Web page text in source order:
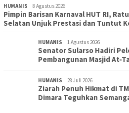
HUMANIS 8 Agustus 2026
Pimpin Barisan Karnaval HUT RI,
Selatan Unjuk Prestasi dan Tuntut
HUMANIS 1 Agustus 2026
Senator Sularso Hadiri
Pembangunan Masjid At-
HUMANIS 28 Juli 2026
Ziarah Penuh Hikmat di
Dimara Teguhkan